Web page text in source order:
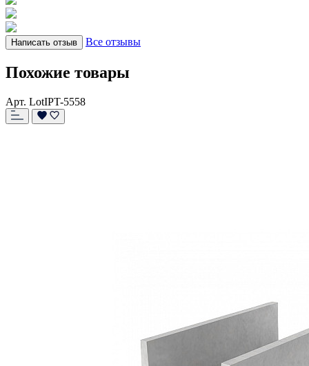
Написать отзыв Все отзывы
Похожие товары
Арт. LotIPT-5558